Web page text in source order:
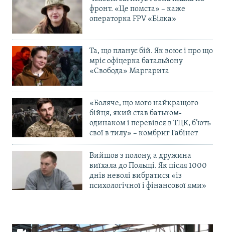
фронт. «Це помста» – каже
операторка FPV «Білка»
Та, що планує бій. Як воює і про що
мріє офіцерка батальйону
«Свобода» Маргарита
«Боляче, що мого найкращого
бійця, який став батьком-
одинаком і перевівся в ТЦК, б’ють
свої в тилу» – комбриг Габінет
Вийшов з полону, а дружина
виїхала до Польщі. Як після 1000
днів неволі вибратися «із
психологічної і фінансової ями»